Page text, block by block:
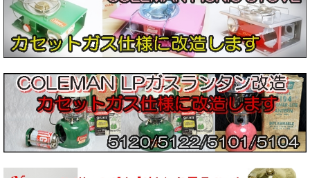
ENDERS/エンダース
Repair parts
MANASLU/マナスル
Svea/ スベア
コールマン/Coleman
ミリタリーグッツ